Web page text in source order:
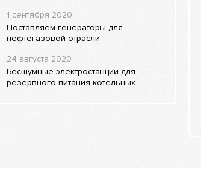
1 сентября 2020
Поставляем генераторы для
нефтегазовой отрасли
24 августа 2020
Бесшумные электростанции для
резервного питания котельных